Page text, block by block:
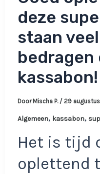
deze
staan
bedragen
kassabon!
Door Mischa P. / 29
Algemeen, kassabon,
Het is tijd
oplettend